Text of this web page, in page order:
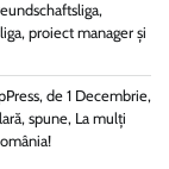
proiect manager și
de 1 Decembrie,
spune, La mulți